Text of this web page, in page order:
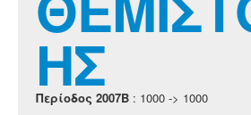
LoginΗΣ
Περίοδος 2007B : 1000 -> 1000